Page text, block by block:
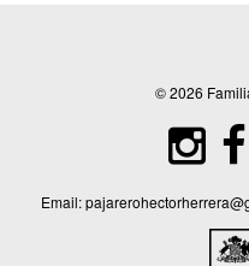
© 2026
Email: